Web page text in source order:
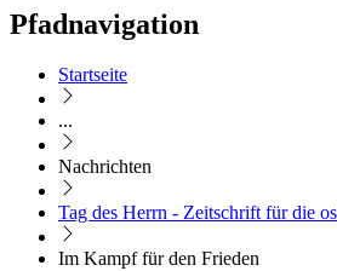
Pfadnavigation
Startseite
...
Nachrichten
Tag des Herrn - Zeitschrift für die
Im Kampf für den Frieden